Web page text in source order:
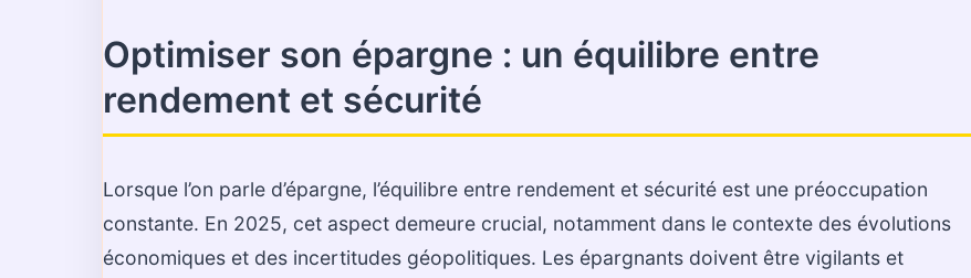
Optimiser son épargne : un équilibre entre
rendement et sécurité
Lorsque l’on parle d’épargne, l’équilibre entre rendement et sécurité est une préoccupation
constante. En 2025, cet aspect demeure crucial, notamment dans le contexte des évolutions
économiques et des incertitudes géopolitiques. Les épargnants doivent être vigilants et